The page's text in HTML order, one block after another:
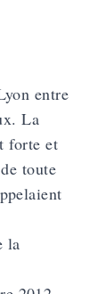
entre
La
forte et
toute
la